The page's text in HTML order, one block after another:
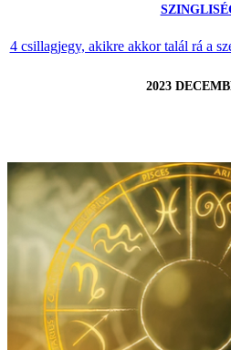
4 csillagjegy, akikre akkor talál rá a
2023